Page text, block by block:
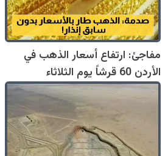
مفاجئ: ارتفاع أسعار الذهب في
الأردن 60 قرشاً يوم الثلاثاء